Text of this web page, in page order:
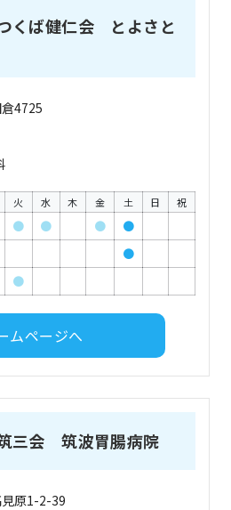
くば健仁会 とよさと
4725
火 水 木 金 土 日 祝
● ● ●
●
●
●
ムページへ
三会 筑波胃腸病院
原1-2-39